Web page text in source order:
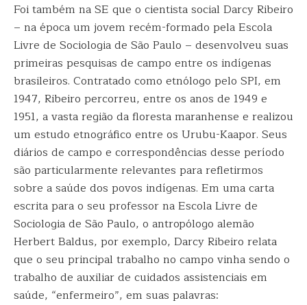
Foi também na SE que o cientista social Darcy Ribeiro
– na época um jovem recém-formado pela Escola
Livre de Sociologia de São Paulo – desenvolveu suas
primeiras pesquisas de campo entre os indígenas
brasileiros. Contratado como etnólogo pelo SPI, em
1947, Ribeiro percorreu, entre os anos de 1949 e
1951, a vasta região da floresta maranhense e realizou
um estudo etnográfico entre os Urubu-Kaapor. Seus
diários de campo e correspondências desse período
são particularmente relevantes para refletirmos
sobre a saúde dos povos indígenas. Em uma carta
escrita para o seu professor na Escola Livre de
Sociologia de São Paulo, o antropólogo alemão
Herbert Baldus, por exemplo, Darcy Ribeiro relata
que o seu principal trabalho no campo vinha sendo o
trabalho de auxiliar de cuidados assistenciais em
saúde, “enfermeiro”, em suas palavras: